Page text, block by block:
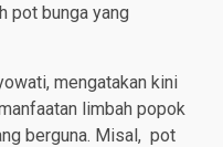
pot bunga yang
mengatakan kini
limbah popok
berguna. Misal, pot